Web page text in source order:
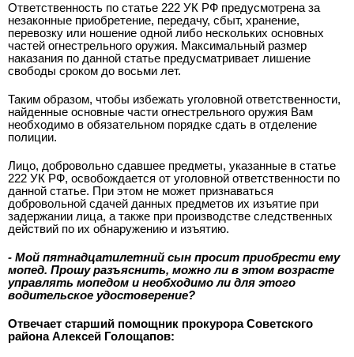
Ответственность по статье 222 УК РФ предусмотрена за
незаконные приобретение, передачу, сбыт, хранение,
перевозку или ношение одной либо нескольких основных
частей огнестрельного оружия. Максимальный размер
наказания по данной статье предусматривает лишение
свободы сроком до восьми лет.
Таким образом, чтобы избежать уголовной ответственности,
найденные основные части огнестрельного оружия Вам
необходимо в обязательном порядке сдать в отделение
полиции.
Лицо, добровольно сдавшее предметы, указанные в статье
222 УК РФ, освобождается от уголовной ответственности по
данной статье. При этом не может признаваться
добровольной сдачей данных предметов их изъятие при
задержании лица, а также при производстве следственных
действий по их обнаружению и изъятию.
- Мой пятнадцатилетний сын просит приобрести ему
мопед. Прошу разъяснить, можно ли в этом возрасте
управлять мопедом и необходимо ли для этого
водительское удостоверение?
Отвечает старший помощник прокурора Советского
района Алексей Голощапов: